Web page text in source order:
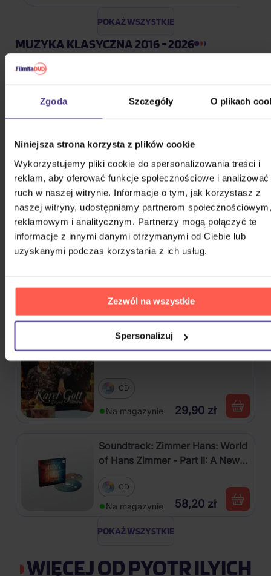
Zgoda Szczegóły O plikach
Niniejsza strona korzysta z plików cookie
Wykorzystujemy pliki cookie do spersonalizowania treści i
reklam, aby oferować funkcje społecznościowe i analizować
ruch w naszej witrynie. Informacje o tym, jak korzystasz z
naszej witryny, udostępniamy partnerom społecznościowym,
reklamowym i analitycznym. Partnerzy mogą połączyć te
informacje z innymi danymi otrzymanymi od Ciebie lub
uzyskanymi podczas korzystania z ich usług.
Zezwól na wszystkie
Spersonalizuj
POKAŻ WSZYSTKIE
MUZYKA KLASYCZNA 2016 - 2026
Il Volo: 10 Years: The Best Of
CD
Na magazynie 58,20 zł
Gott Karel: Bílé Vánoce (Reedice
CD
Na magazynie 48,80 zł
Gott Karel: Zázrak vánoční
CD
Na magazynie 29,90 zł
Soundtrack: Zimmer Hans: World
of Hans Zimmer - Part II: A New
CD
Na magazynie 58,20 zł
POKAŻ WSZYSTKIE
WIĘCEJ OD PYOTR ILYICH